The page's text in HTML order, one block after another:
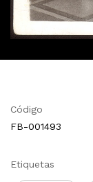
Código
FB-001493
Etiquetas